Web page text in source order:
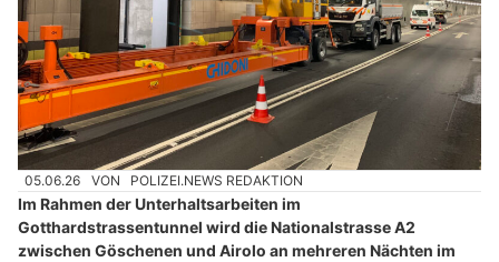
05.06.26 VON POLIZEI.NEWS REDAKTION
Im Rahmen der Unterhaltsarbeiten im
Gotthardstrassentunnel wird die Nationalstrasse A2
zwischen Göschenen und Airolo an mehreren Nächten im